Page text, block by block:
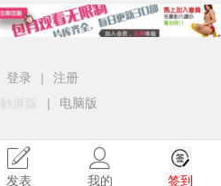
登录 |
注册
触屏版 | 电脑版
发表 我的 签到